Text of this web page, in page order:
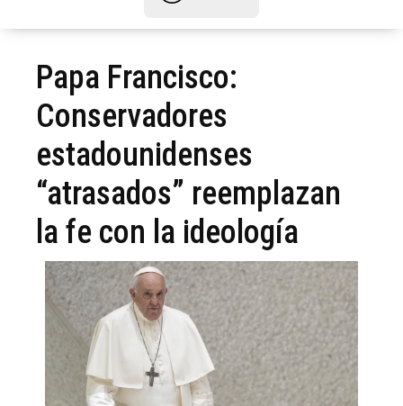
Papa Francisco:
Conservadores
estadounidenses
“atrasados” reemplazan
la fe con la ideología